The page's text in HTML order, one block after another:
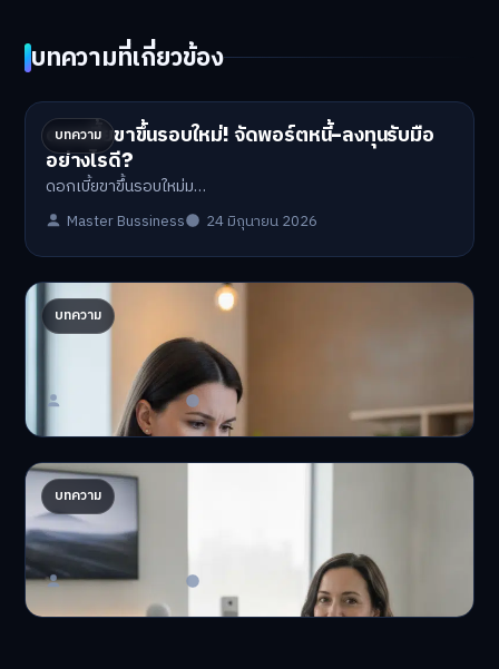
บทความที่เกี่ยวข้อง
บทความ
ดอกเบี้ยขาขึ้นรอบใหม่! จัดพอร์ตหนี้-ลงทุนรับมือ
อย่างไรดี?
ดอกเบี้ยขาขึ้นรอบใหม่ม…
Master Bussiness 24 มิถุนายน 2026
บทความ
ปรับพอร์ตรับ ‘เงินดิจิทัล 2.0’ จัดสรรงบอย่างไรไม่
ให้พัง
'เงินดิจิทัล 2.0' มาแล…
Master Bussiness 23 มิถุนายน 2026
บทความ
AI จัดพอร์ตให้ปัง! เทรนด์ลงทุนยุคใหม่ ไม่ต้องเฝ้า
จอ
AI จัดพอร์ตให้ปัง! หมด…
Master Bussiness 23 มิถุนายน 2026